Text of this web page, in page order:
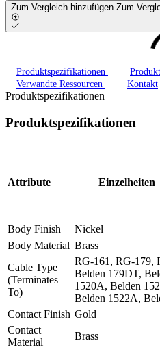
Zum Vergleich hinzufügen Zum
Produktspezifikationen
Verwandte Ressourcen
Kontakt
Produktspezifikationen
Produktspezifikationen
Attribute Einzelheiten
Body Finish
Nickel
Body Material Brass
Cable Type
(Terminates
To)
RG-161, RG-179,
Belden 179DT,
1520A, Belden
Belden 1522A,
Contact Finish Gold
Contact
Material
Brass